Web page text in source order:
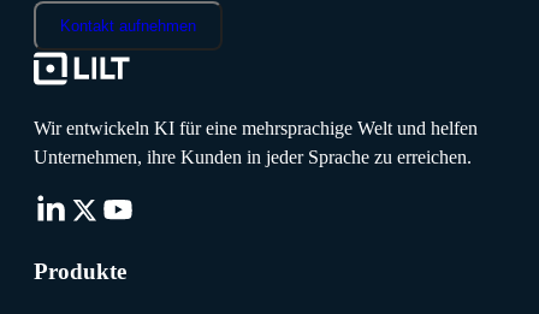
Kontakt aufnehmen
Wir entwickeln KI für eine mehrsprachige Welt und helfen
Unternehmen, ihre Kunden in jeder Sprache zu erreichen.
Produkte